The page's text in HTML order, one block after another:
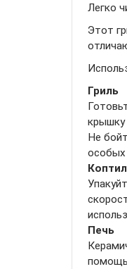
Легко
Этот
Гриль
крышку
Не
особых
Печь